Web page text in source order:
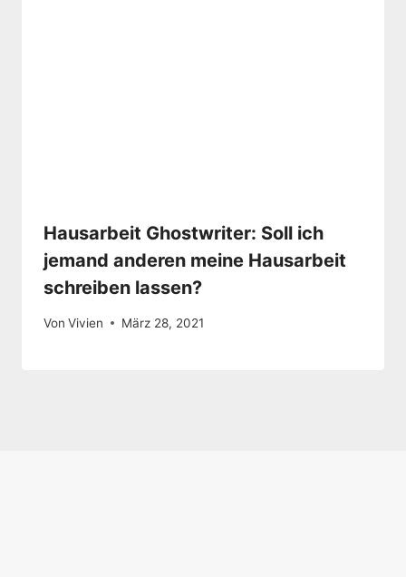
Hausarbeit Ghostwriter: Soll ich
jemand anderen meine Hausarbeit
schreiben lassen?
Von Vivien März 28, 2021